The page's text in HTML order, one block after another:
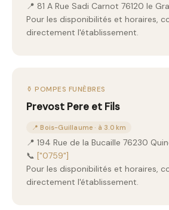
📍 81 A Rue Sadi Carnot 76120 le
Pour les disponibilités et horaires,
directement l'établissement.
⚱️ POMPES FUNÈBRES
Prevost Pere et Fils
📍 Bois-Guillaume · à 3.0 km
📍 194 Rue de la Bucaille 76230
📞 ["0759"]
Pour les disponibilités et horaires,
directement l'établissement.